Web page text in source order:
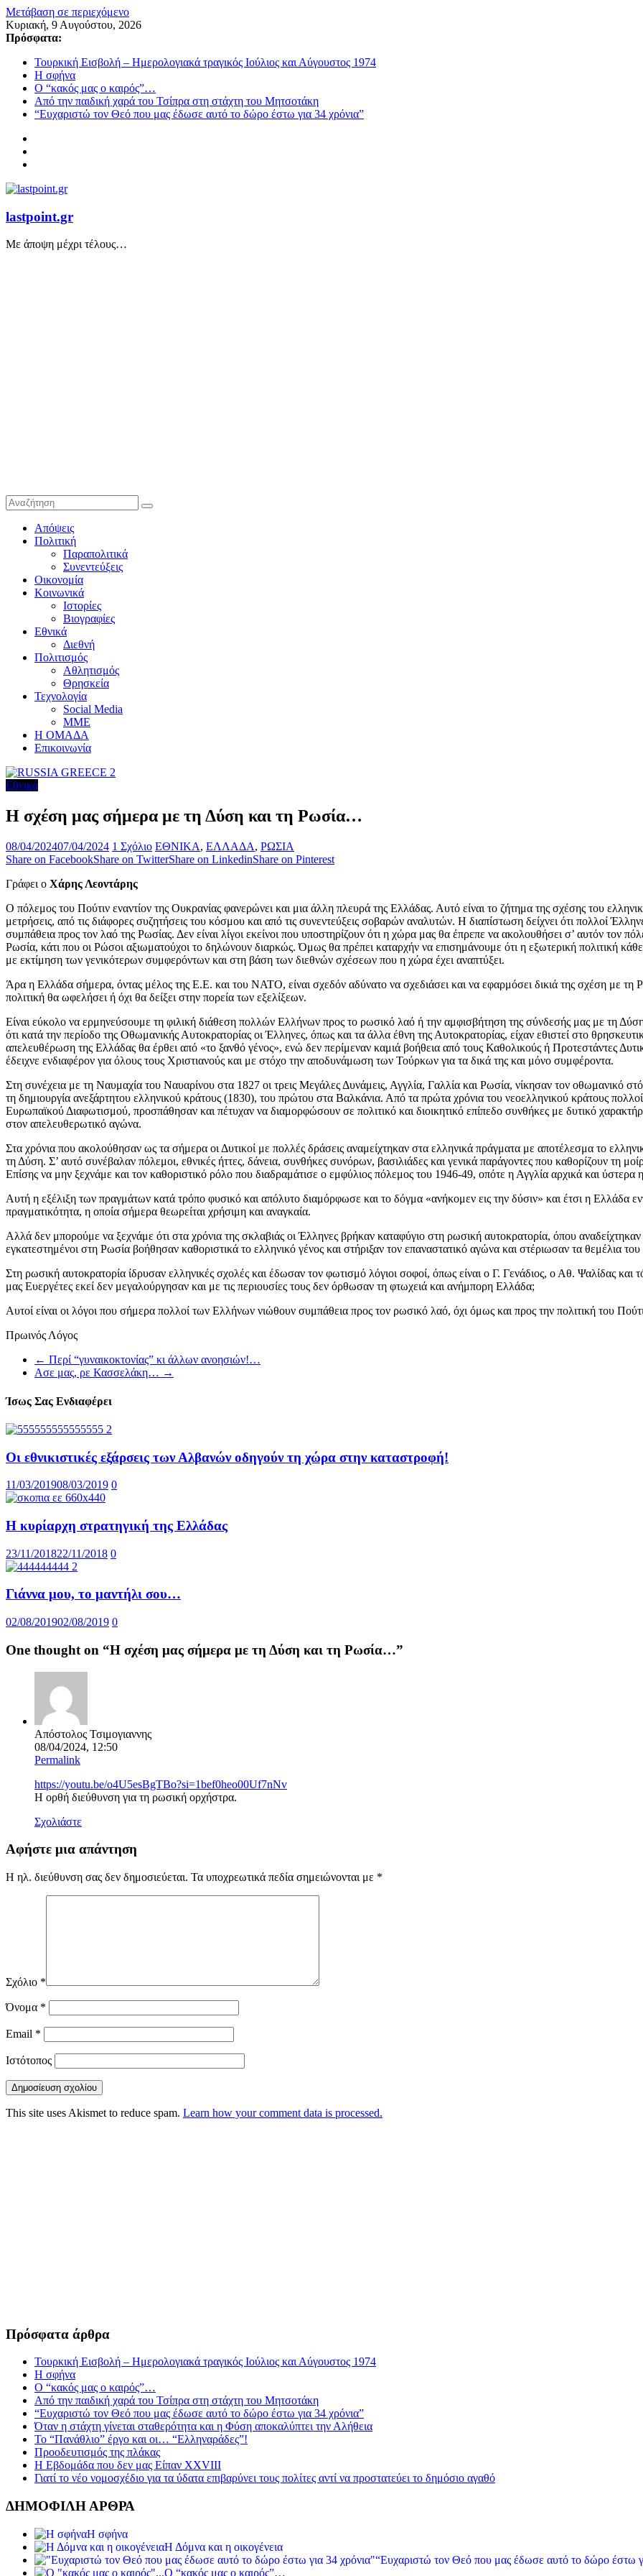
Μετάβαση σε περιεχόμενο
Κυριακή, 9 Αυγούστου, 2026
Πρόσφατα:
Τουρκική Εισβολή – Ημερολογιακά τραγικός Ιούλιος και Αύγουστος 1974
Η σφήνα
Ο “κακός μας ο καιρός”…
Από την παιδική χαρά του Τσίπρα στη στάχτη του Μητσοτάκη
“Ευχαριστώ τον Θεό που μας έδωσε αυτό το δώρο έστω για 34 χρόνια”
lastpoint.gr
Με άποψη μέχρι τέλους…
Απόψεις
Πολιτική
Παραπολιτικά
Συνεντεύξεις
Οικονομία
Κοινωνικά
Ιστορίες
Βιογραφίες
Εθνικά
Διεθνή
Πολιτισμός
Αθλητισμός
Θρησκεία
Τεχνολογία
Social Media
ΜΜΕ
Η ΟΜΑΔΑ
Επικοινωνία
Εθνικά
Η σχέση μας σήμερα με τη Δύση και τη Ρωσία…
08/04/202407/04/2024 1 Σχόλιο ΕΘΝΙΚΑ, ΕΛΛΑΔΑ, ΡΩΣΙΑ
Share on FacebookShare on TwitterShare on LinkedinShare on Pinterest
Γράφει ο Χάρης Λεοντάρης
Ο πόλεμος του Πούτιν εναντίον της Ουκρανίας φανερώνει και μια άλλη πλευρά της Ελλάδας. Αυτό είναι το ζήτημα της σχέσης του
μετρήσεις, από τις διάφορες συζητήσεις του κόσμου και από τις συνεντεύξεις σοβαρών αναλυτών. Η διαπίστωση δείχνει ότι πολλοί
συμπάθεια προς τον λαό της Ρωσίας. Δεν είναι λίγοι εκείνοι που υποστηρίζουν ότι η χώρα μας θα έπρεπε να ακολουθήσει σ’ αυτόν τον
Ρωσία, κάτι που οι Ρώσοι αξιωματούχοι το δηλώνουν διαρκώς. Όμως θα πρέπει καταρχήν να επισημάνουμε ότι η εξωτερική πολιτική
με εκτίμηση των γενικότερων συμφερόντων και στη βάση των διεθνών σχέσεων που η χώρα έχει αναπτύξει.
Άρα η Ελλάδα σήμερα, όντας μέλος της Ε.Ε. και του ΝΑΤΟ, είναι σχεδόν αδύνατο να σχεδιάσει και να εφαρμόσει δικιά της σχέση με τη
πολιτική θα ωφελήσει ή όχι θα δείξει στην πορεία των εξελίξεων.
Είναι εύκολο να ερμηνεύσουμε τη φιλική διάθεση πολλών Ελλήνων προς το ρωσικό λαό ή την αμφισβήτηση της σύνδεσής μας με τη
ότι κατά την περίοδο της Οθωμανικής Αυτοκρατορίας οι Έλληνες, όπως και τα άλλα έθνη της Αυτοκρατορίας, είχαν εθιστεί στο
απελευθέρωση της Ελλάδας θα έρθει από «το ξανθό γένος», ενώ δεν περίμεναν καμιά βοήθεια από τους Καθολικούς ή Προτεστάντες
έδειχνε ενδιαφέρον για όλους τους Χριστιανούς και με στόχο την αποδυνάμωση των Τούρκων για τα δικά της και μόνο συμφέροντα.
Στη συνέχεια με τη Ναυμαχία του Ναυαρίνου στα 1827 οι τρεις Μεγάλες Δυνάμεις, Αγγλία, Γαλλία και Ρωσία, νίκησαν τον οθωμανικό
τη δημιουργία ανεξάρτητου ελληνικού κράτους (1830), του πρώτου στα Βαλκάνια. Από τα πρώτα χρόνια του νεοελληνικού κράτους πολλοί
Ευρωπαϊκού Διαφωτισμού, προσπάθησαν και πέτυχαν να διαμορφώσουν σε πολιτικό και διοικητικό επίπεδο συνθήκες με δυτικό
στον απελευθερωτικό αγώνα.
Στα χρόνια που ακολούθησαν ως τα σήμερα οι Δυτικοί με πολλές δράσεις αναμείχτηκαν στα ελληνικά πράγματα με αποτέλεσμα το
τη Δύση. Σ’ αυτό συνέβαλαν πόλεμοι, εθνικές ήττες, δάνεια, συνθήκες συνόρων, βασιλιάδες και γενικά παράγοντες που καθορίζουν τη
Επίσης να μην ξεχνάμε και τον καθοριστικό ρόλο που διαδραμάτισε ο εμφύλιος πόλεμος του 1946-49, οπότε η Αγγλία αρχικά και ύστερα
Αυτή η εξέλιξη των πραγμάτων κατά τρόπο φυσικό και απόλυτο διαμόρφωσε και το δόγμα «ανήκομεν εις την δύσιν» και έτσι η Ελλάδα
πραγματικότητα, η οποία σήμερα θεωρείται χρήσιμη και αναγκαία.
Αλλά δεν μπορούμε να ξεχνάμε ότι στα χρόνια της σκλαβιάς οι Έλληνες βρήκαν καταφύγιο στη ρωσική αυτοκρατορία, όπου
εγκατεστημένοι στη Ρωσία βοήθησαν καθοριστικά το ελληνικό γένος και στήριξαν τον επαναστατικό αγώνα και στέριωσαν τα θεμέλια
Στη ρωσική αυτοκρατορία ίδρυσαν ελληνικές σχολές και έδωσαν τον φωτισμό λόγιοι σοφοί, όπως είναι ο Γ. Γενάδιος, ο Αθ. Ψαλίδας
μας Ευεργέτες εκεί δεν μεγαλούργησαν και με τις περιουσίες τους δεν όρθωσαν τη φτωχειά και ανήμπορη Ελλάδα;
Αυτοί είναι οι λόγοι που σήμερα πολλοί των Ελλήνων νιώθουν συμπάθεια προς τον ρωσικό λαό, όχι όμως και προς την πολιτική του
Πρωινός Λόγος
← Περί “γυναικοκτονίας” κι άλλων ανοησιών!…
Ασε μας, ρε Κασσελάκη… →
Ίσως Σας Ενδιαφέρει
Οι εθνικιστικές εξάρσεις των Αλβανών οδηγούν τη χώρα στην καταστροφή!
11/03/201908/03/2019 0
Η κυρίαρχη στρατηγική της Ελλάδας
23/11/201822/11/2018 0
Γιάννα μου, το μαντήλι σου…
02/08/201902/08/2019 0
One thought on “Η σχέση μας σήμερα με τη Δύση και τη Ρωσία…”
Απόστολος Τσιμογιαννης
08/04/2024, 12:50
Permalink
https://youtu.be/o4U5esBgTBo?si=1bef0heo00Uf7nNv
Η ορθή διεύθυνση για τη ρωσική ορχήστρα.
Σχολιάστε
Αφήστε μια απάντηση
Η ηλ. διεύθυνση σας δεν δημοσιεύεται. Τα υποχρεωτικά πεδία σημειώνονται με *
Σχόλιο *
Όνομα *
Email *
Ιστότοπος
This site uses Akismet to reduce spam. Learn how your comment data is processed.
Πρόσφατα άρθρα
Τουρκική Εισβολή – Ημερολογιακά τραγικός Ιούλιος και Αύγουστος 1974
Η σφήνα
Ο “κακός μας ο καιρός”…
Από την παιδική χαρά του Τσίπρα στη στάχτη του Μητσοτάκη
“Ευχαριστώ τον Θεό που μας έδωσε αυτό το δώρο έστω για 34 χρόνια”
Όταν η στάχτη γίνεται σταθερότητα και η Φύση αποκαλύπτει την Αλήθεια
Το “Πανάθλιο” έργο και οι… “Ελληναράδες”!
Προοδευτισμός της πλάκας
Η Εβδομάδα που δεν μας Είπαν XXVIII
Γιατί το νέο νομοσχέδιο για τα ύδατα επιβαρύνει τους πολίτες αντί να προστατεύει το δημόσιο αγαθό
ΔΗΜΟΦΙΛΗ ΑΡΘΡΑ
Η σφήνα
Η Δόμνα και η οικογένεια
“Ευχαριστώ τον Θεό που μας έδωσε αυτό το δώρο έστω
Ο “κακός μας ο καιρός”…